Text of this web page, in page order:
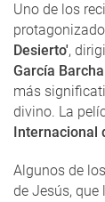
Uno de los
Desierto',
García Barcha
más
divino. La
Internacional
Algunos de
de Jesús, que